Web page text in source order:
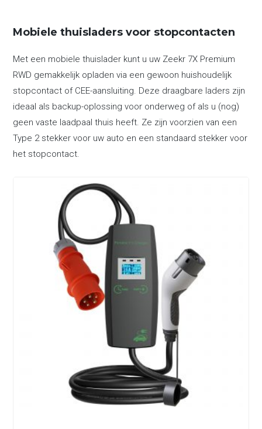
Mobiele thuisladers voor stopcontacten
Met een mobiele thuislader kunt u uw Zeekr 7X Premium
RWD gemakkelijk opladen via een gewoon huishoudelijk
stopcontact of CEE-aansluiting. Deze draagbare laders zijn
ideaal als backup-oplossing voor onderweg of als u (nog)
geen vaste laadpaal thuis heeft. Ze zijn voorzien van een
Type 2 stekker voor uw auto en een standaard stekker voor
het stopcontact.